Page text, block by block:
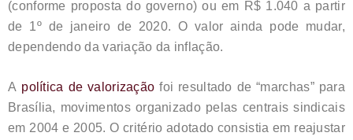
(conforme proposta do governo) ou em R$ 1.040 a partir
de 1º de janeiro de 2020. O valor ainda pode mudar,
dependendo da variação da inflação.
A política de valorização foi resultado de “marchas” para
Brasília, movimentos organizado pelas centrais sindicais
em 2004 e 2005. O critério adotado consistia em reajustar